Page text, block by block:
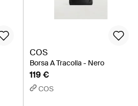
COS
Borsa A Tracolla - Nero
119 €
COS